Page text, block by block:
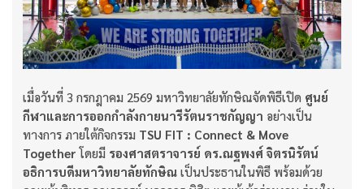
เมื่อวันที่ 3 กรกฎาคม 2569 มหาวิทยาลัยทักษิณจัดพิธีเปิด ศูนย์
กีฬาและการออกกำลังกายนารีรัตนราชกัญญา อย่างเป็น
ทางการ ภายใต้กิจกรรม TSU FIT : Connect & Move
Together โดยมี รองศาสตราจารย์ ดร.ณฐพงศ์ จิตรนิรัตน์
อธิการบดีมหาวิทยาลัยทักษิณ เป็นประธานในพิธี พร้อมด้วย